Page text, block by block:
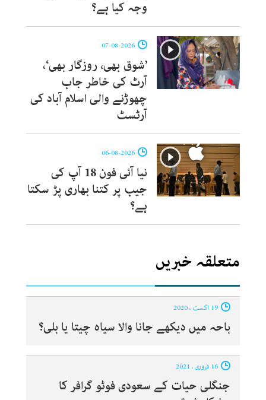
وجہ کیا ہے؟
’شوق بھی، روزگار بھی‘،
آرٹ کی خاطر جاب
چھوڑنے والی اسلام آباد کی
آرٹسٹ
نیا آئی فون 18 آپ کی
جیب پر کتنا بھاری پڑ سکتا
ہے؟
متعلقہ خبریں
باحہ میں دیکھے جانا والا سیاہ چیتا یا بلی؟
جنگلی حیات کے سعودی فوٹو گرافر کا